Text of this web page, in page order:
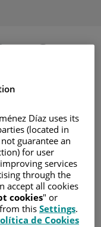
PACIENTE
DE SARCOMA
Díaz uses its
(located in
guarantee an
for user
services
through the
accept all cookies
cookies" or
this Settings.
de Cookies